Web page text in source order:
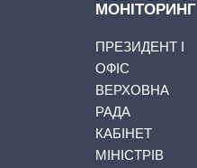
МОНІТОРИНГ
ПРЕЗИДЕНТ І
ОФІС
ВЕРХОВНА
РАДА
КАБІНЕТ
МІНІСТРІВ